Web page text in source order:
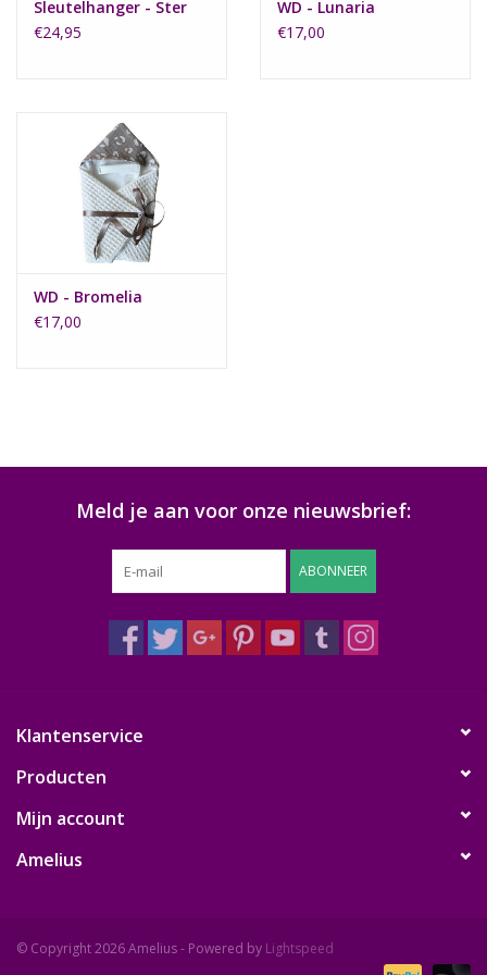
Sleutelhanger - Ster
€24,95
WD - Lunaria
€17,00
WD - Bromelia
€17,00
Meld je aan voor onze nieuwsbrief:
ABONNEER
Klantenservice
Producten
Mijn account
Amelius
© Copyright 2026 Amelius - Powered by Lightspeed